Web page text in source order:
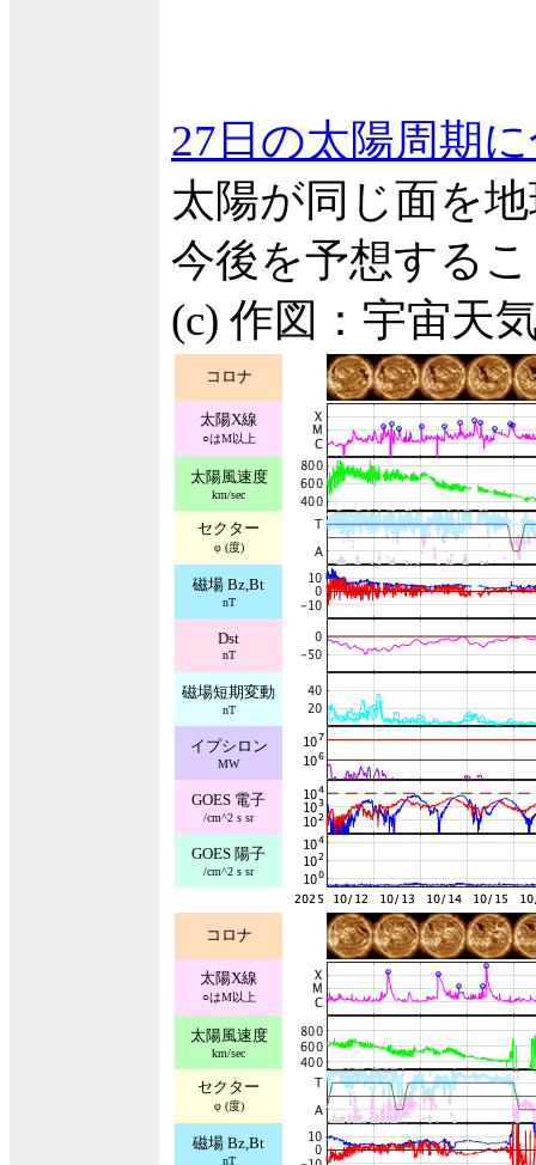
27日の太陽周期
太陽が同じ面を
今後を予想する
(c) 作図：宇宙天
コロナ
太陽X線
○はM以上
太陽風速度
km/sec
セクター
φ (度)
磁場 Bz,Bt
nT
Dst
nT
磁場短期変動
nT
イプシロン
MW
GOES 電子
/cm^2 s sr
GOES 陽子
/cm^2 s sr
コロナ
太陽X線
○はM以上
太陽風速度
km/sec
セクター
φ (度)
磁場 Bz,Bt
nT